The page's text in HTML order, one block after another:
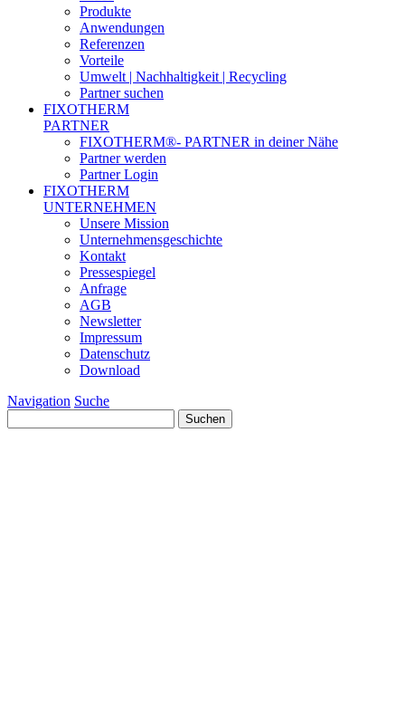
Produkte
Anwendungen
Referenzen
Vorteile
Umwelt | Nachhaltigkeit | Recycling
Partner suchen
FIXOTHERM
PARTNER
FIXOTHERM®- PARTNER in deiner Nähe
Partner werden
Partner Login
FIXOTHERM
UNTERNEHMEN
Unsere Mission
Unternehmensgeschichte
Kontakt
Pressespiegel
Anfrage
AGB
Newsletter
Impressum
Datenschutz
Download
Navigation Suche
nach: